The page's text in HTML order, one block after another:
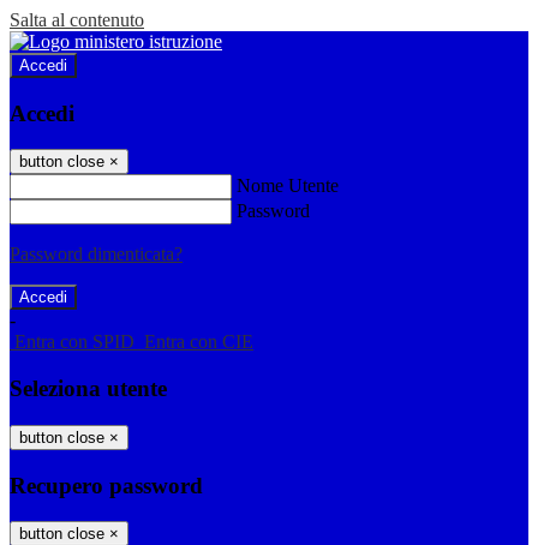
Salta al contenuto
Accedi
Accedi
button close ×
Nome Utente
Password
Password dimenticata?
-
Entra con SPID Entra con CIE
Seleziona utente
button close ×
Recupero password
button close ×